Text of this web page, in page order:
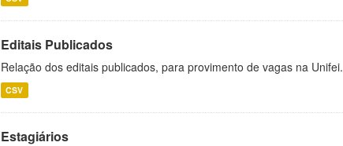
Editais Publicados
Relação dos editais publicados, para provimento de vagas na Unifei.
CSV
Estagiários